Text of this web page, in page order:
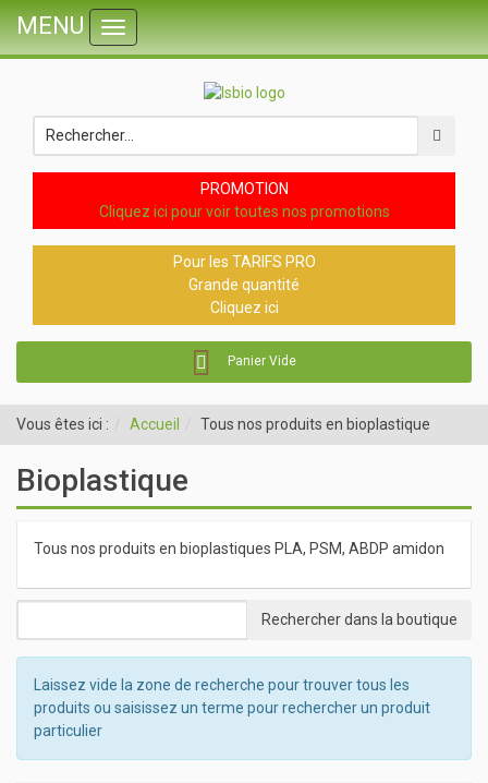
PROMOTION
Cliquez ici pour voir toutes nos promotions
Pour les TARIFS PRO
Grande quantité
Cliquez ici
Panier Vide
MENU
Toggle
navigation
Vous êtes ici : Accueil Tous nos produits en bioplastique
Bioplastique
Tous nos produits en bioplastiques PLA, PSM, ABDP amidon
Laissez vide la zone de recherche pour trouver tous les
produits ou saisissez un terme pour rechercher un produit
particulier